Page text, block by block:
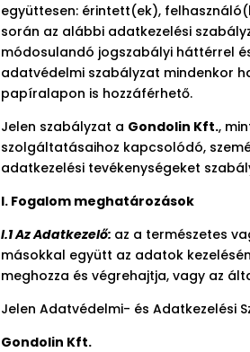
együttesen: érintett(ek),
során az alábbi adatkezelési
módosulandó jogszabályi háttérrel
adatvédelmi szabályzat mindenkor
papíralapon is hozzáférhető.
Jelen szabályzat a Gondolin Kft.,
szolgáltatásaihoz kapcsolódó,
adatkezelési tevékenységeket
I. Fogalom meghatározások
I.1 Az Adatkezelő: az a természetes
másokkal együtt az adatok
meghozza és végrehajtja, vagy az
Jelen Adatvédelmi- és Adatkezelési
Gondolin Kft.